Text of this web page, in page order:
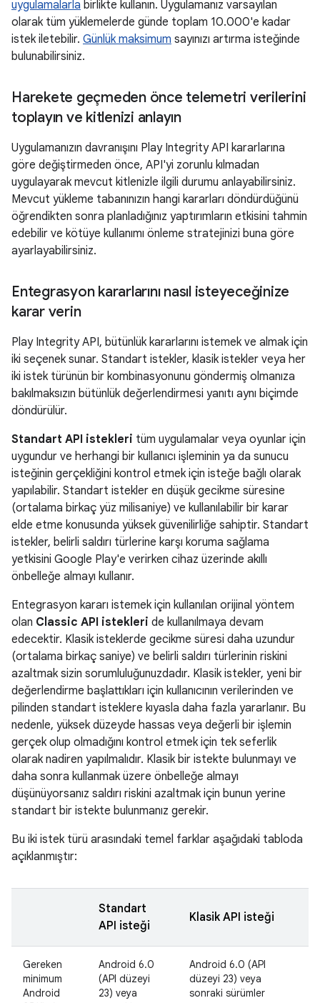
uygulamalarla birlikte kullanın. Uygulamanız varsayılan
olarak tüm yüklemelerde günde toplam 10.000'e kadar
istek iletebilir. Günlük maksimum sayınızı artırma isteğinde
bulunabilirsiniz.
Harekete geçmeden önce telemetri verilerini
toplayın ve kitlenizi anlayın
Uygulamanızın davranışını Play Integrity API kararlarına
göre değiştirmeden önce, API'yi zorunlu kılmadan
uygulayarak mevcut kitlenizle ilgili durumu anlayabilirsiniz.
Mevcut yükleme tabanınızın hangi kararları döndürdüğünü
öğrendikten sonra planladığınız yaptırımların etkisini tahmin
edebilir ve kötüye kullanımı önleme stratejinizi buna göre
ayarlayabilirsiniz.
Entegrasyon kararlarını nasıl isteyeceğinize
karar verin
Play Integrity API, bütünlük kararlarını istemek ve almak için
iki seçenek sunar. Standart istekler, klasik istekler veya her
iki istek türünün bir kombinasyonunu göndermiş olmanıza
bakılmaksızın bütünlük değerlendirmesi yanıtı aynı biçimde
döndürülür.
Standart API istekleri tüm uygulamalar veya oyunlar için
uygundur ve herhangi bir kullanıcı işleminin ya da sunucu
isteğinin gerçekliğini kontrol etmek için isteğe bağlı olarak
yapılabilir. Standart istekler en düşük gecikme süresine
(ortalama birkaç yüz milisaniye) ve kullanılabilir bir karar
elde etme konusunda yüksek güvenilirliğe sahiptir. Standart
istekler, belirli saldırı türlerine karşı koruma sağlama
yetkisini Google Play'e verirken cihaz üzerinde akıllı
önbelleğe almayı kullanır.
Entegrasyon kararı istemek için kullanılan orijinal yöntem
olan Classic API istekleri de kullanılmaya devam
edecektir. Klasik isteklerde gecikme süresi daha uzundur
(ortalama birkaç saniye) ve belirli saldırı türlerinin riskini
azaltmak sizin sorumluluğunuzdadır. Klasik istekler, yeni bir
değerlendirme başlattıkları için kullanıcının verilerinden ve
pilinden standart isteklere kıyasla daha fazla yararlanır. Bu
nedenle, yüksek düzeyde hassas veya değerli bir işlemin
gerçek olup olmadığını kontrol etmek için tek seferlik
olarak nadiren yapılmalıdır. Klasik bir istekte bulunmayı ve
daha sonra kullanmak üzere önbelleğe almayı
düşünüyorsanız saldırı riskini azaltmak için bunun yerine
standart bir istekte bulunmanız gerekir.
Bu iki istek türü arasındaki temel farklar aşağıdaki tabloda
açıklanmıştır:
Standart
API isteği
Klasik API isteği
Gereken
minimum
Android
Android 6.0
(API düzeyi
23) veya
Android 6.0 (API
düzeyi 23) veya
sonraki sürümler